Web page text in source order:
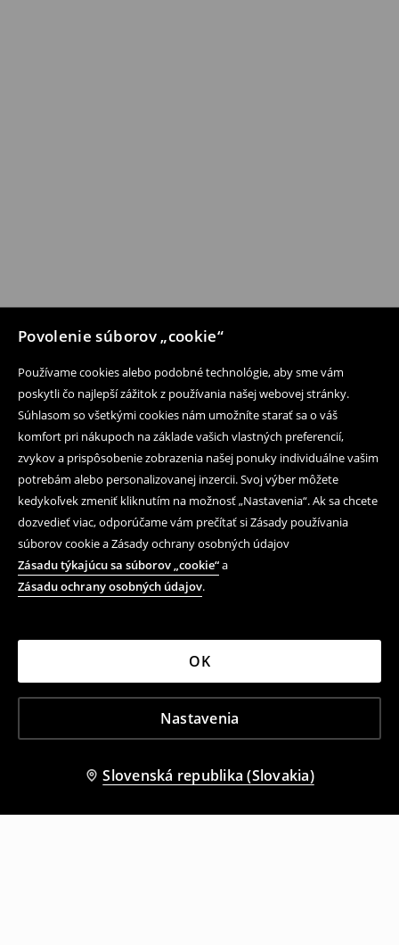
Povolenie súborov „cookie“
Používame cookies alebo podobné technológie, aby sme vám
poskytli čo najlepší zážitok z používania našej webovej stránky.
Súhlasom so všetkými cookies nám umožníte starať sa o váš
komfort pri nákupoch na základe vašich vlastných preferencií,
zvykov a prispôsobenie zobrazenia našej ponuky individuálne vašim
potrebám alebo personalizovanej inzercii. Svoj výber môžete
kedykoľvek zmeniť kliknutím na možnosť „Nastavenia“. Ak sa chcete
dozvedieť viac, odporúčame vám prečítať si Zásady používania
súborov cookie a Zásady ochrany osobných údajov
Zásadu týkajúcu sa súborov „cookie“a
Zásadu ochrany osobných údajov.
Nastavenia
OK
Slovenská republika (Slovakia)